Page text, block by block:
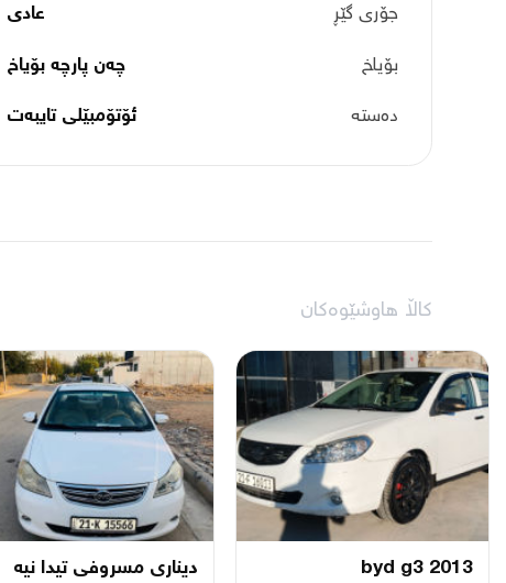
جۆری گێڕ
عادی
بۆیاخ
چەن پارچە بۆیاخ
دەستە
ئۆتۆمبێلی تایبه‌ت
کاڵا هاوشێوەکان
byd g3 2013 دیناری مسروفی تیدا نیە